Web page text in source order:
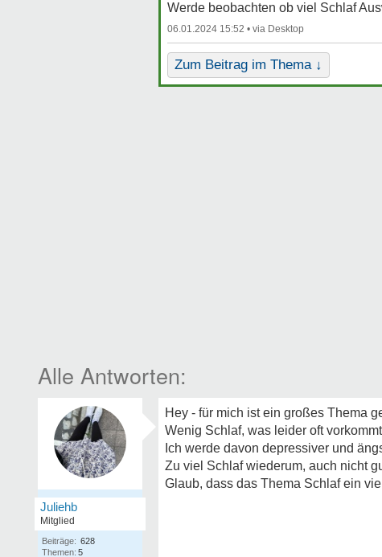
Werde beobachten ob viel Schlaf
06.01.2024 15:52 •
Zum Beitrag im Thema ↓
Juliehb
Mitglied
Beiträge: 628
Themen: 5
Hey - für mich ist ein großes Thema
Wenig Schlaf, was leider oft
Ich werde davon depressiver und
Zu viel Schlaf wiederum, auch nicht
Glaub, dass das Thema Schlaf ein